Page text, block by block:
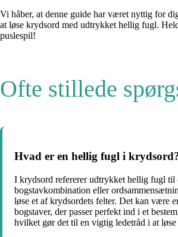
Vi håber, at denne guide har været nyttig for
at løse krydsord med udtrykket hellig fugl.
puslespil!
Ofte stillede
Hvad er en hellig fugl i
I krydsord refererer udtrykket hellig fugl til
bogstavkombination eller
løse et af krydsordets felter. Det kan være
bogstaver, der passer perfekt ind i et
hvilket gør det til en vigtig ledetråd i at